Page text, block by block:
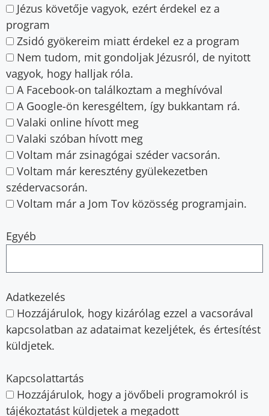
Jézus követője vagyok, ezért érdekel ez a
program
Zsidó gyökereim miatt érdekel ez a program
Nem tudom, mit gondoljak Jézusról, de nyitott
vagyok, hogy halljak róla.
A Facebook-on találkoztam a meghívóval
A Google-ön keresgéltem, így bukkantam rá.
Valaki online hívott meg
Valaki szóban hívott meg
Voltam már zsinagógai széder vacsorán.
Voltam már keresztény gyülekezetben
szédervacsorán.
Voltam már a Jom Tov közösség programjain.
Egyéb
Adatkezelés
Hozzájárulok, hogy kizárólag ezzel a vacsorával
kapcsolatban az adataimat kezeljétek, és értesítést
küldjetek.
Kapcsolattartás
Hozzájárulok, hogy a jövőbeli programokról is
tájékoztatást küldjetek a megadott